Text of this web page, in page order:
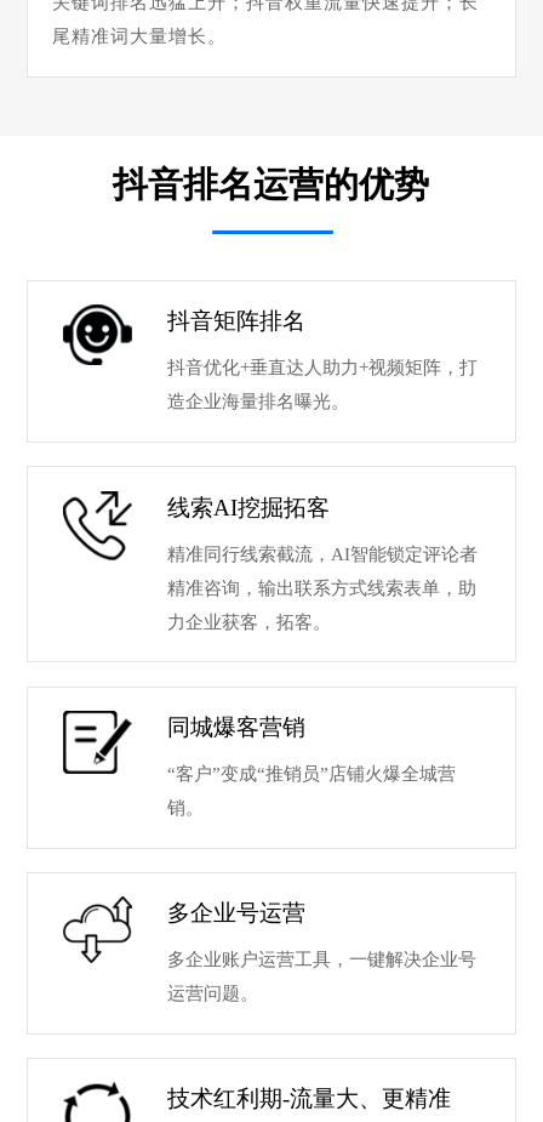
尾精准词大量增长。
抖音排名运营的优势
抖音矩阵排名
抖音优化+垂直达人助力+视频矩阵，打
造企业海量排名曝光。
线索AI挖掘拓客
精准同行线索截流，AI智能锁定评论者
精准咨询，输出联系方式线索表单，助
力企业获客，拓客。
同城爆客营销
“客户”变成“推销员”店铺火爆全城营
销。
多企业号运营
多企业账户运营工具，一键解决企业号
运营问题。
技术红利期-流量大、更精准